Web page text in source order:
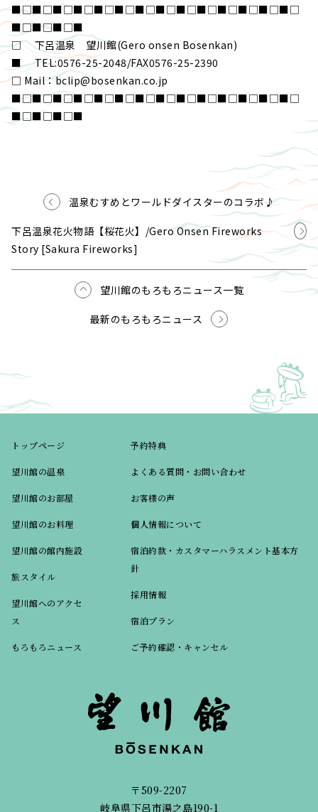
■□■□■□■□■□■□■□■□■□■□■□■□■□■□
■□■□■□■
□ 下呂温泉 望川館(Gero onsen Bosenkan)
■ TEL:0576-25-2048/FAX0576-25-2390
□ Mail：bclip@bosenkan.co.jp
■□■□■□■□■□■□■□■□■□■□■□■□■□■□
■□■□■□■
温泉むすめとワールドダイスターのコラボ♪
下呂温泉花火物語【桜花火】/Gero Onsen Fireworks
Story [Sakura Fireworks]
望川館のもろもろニュース一覧
最新のもろもろニュース
トップページ
望川館の温泉
望川館のお部屋
望川館のお料理
望川館の館内施設
旅スタイル
望川館へのアクセ
ス
もろもろニュース
予約特典
よくある質問・お問い合わせ
お客様の声
個人情報について
宿泊約款・カスタマーハラスメント基本方
針
採用情報
宿泊プラン
ご予約確認・キャンセル
〒509-2207
岐阜県下呂市湯之島190-1